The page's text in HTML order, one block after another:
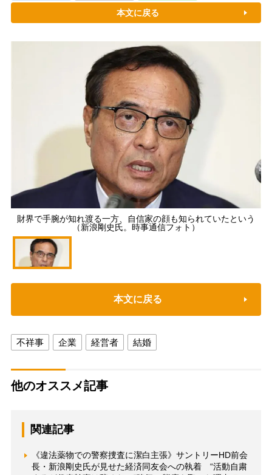
本文に戻る
財界で手腕が知れ渡る一方、自信家の顔も知られていたという
（新浪剛史氏。時事通信フォト）
本文に戻る
不祥事 企業 経営者 結婚
他のオススメ記事
関連記事
《違法薬物での警察捜査に潔白主張》サントリーHD前会
長・新浪剛史氏が見せた経済同友会への執着 “活動自粛